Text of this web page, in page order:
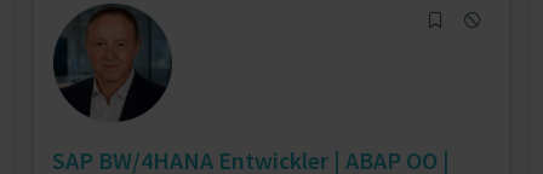
SAP BW/4HANA Entwickler | ABAP OO |